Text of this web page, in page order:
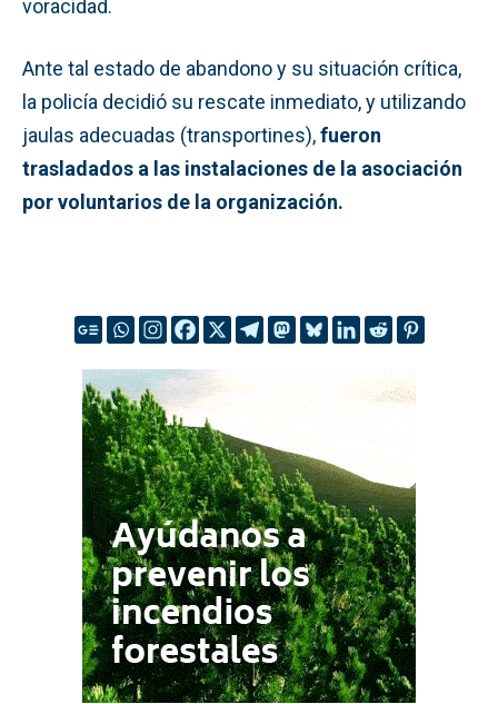
voracidad.
Ante tal estado de abandono y su situación crítica,
la policía decidió su rescate inmediato, y utilizando
jaulas adecuadas (transportines),fueron
trasladados a las instalaciones de la asociación
por voluntarios de la organización.